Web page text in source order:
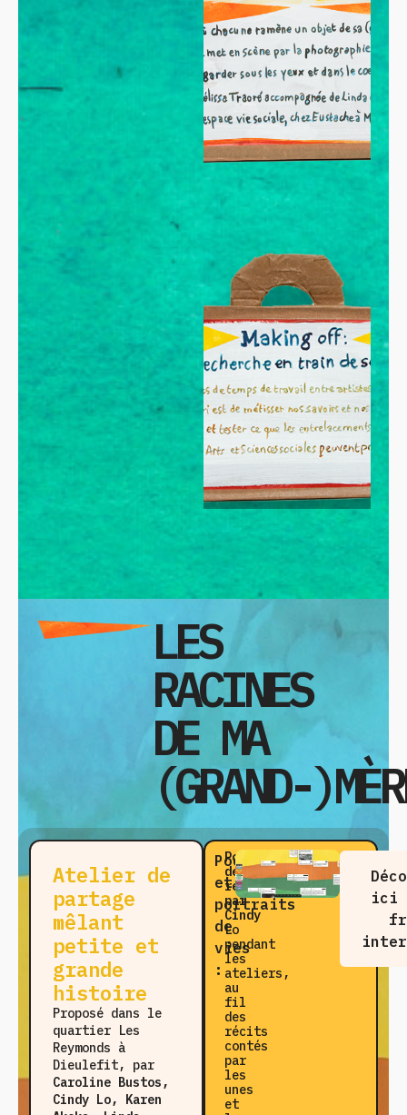
LES
RACINES
DE MA
(GRAND-
Atelier de
partage
mêlant
petite et
grande
histoire
Proposé dans le
quartier Les
Reymonds à
Dieulefit, par
Caroline Bustos,
Cindy Lo, Karen
Poèmes
et
portraits
de
vies
:
Portraits-
dessinés
réalisés
par
Cindy
Lo
pendant
les
ateliers,
au
fil
des
récits
contés
par
les
unes
et
ici